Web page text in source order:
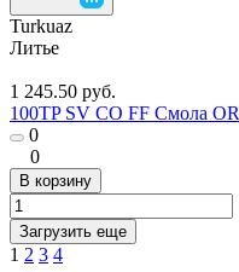
Turkuaz
Литье
1 245.50 руб.
100TP SV СО FF Смола
0
0
В корзину
Загрузить еще
1 2 3 4